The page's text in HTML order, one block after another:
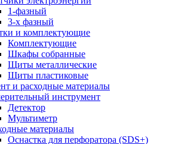
1-фазный
3-х фазный
и комплектующие
Комплектующие
Шкафы собранные
Щиты металлические
Щиты пластиковые
и расходные материалы
инструмент
Детектор
Мультиметр
материалы
Оснастка для перфоратора (SDS+)